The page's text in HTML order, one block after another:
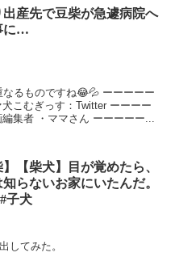
出産先で豆柴が急遽病院へ
に…
るものですね😂💦 ーーーーー
こむぎっす：Twitter ーーーー
集者 ・ママさん ーーーーー...
】【柴犬】目が覚めたら、
らないお家にいたんだ。
子犬
してみた。